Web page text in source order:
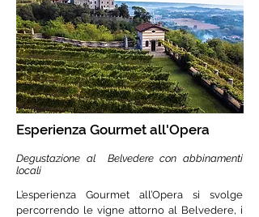
Esperienza Gourmet all'Opera
Degustazione al Belvedere con abbinamenti
locali
L’esperienza Gourmet all’Opera si svolge
percorrendo le vigne attorno al Belvedere, i